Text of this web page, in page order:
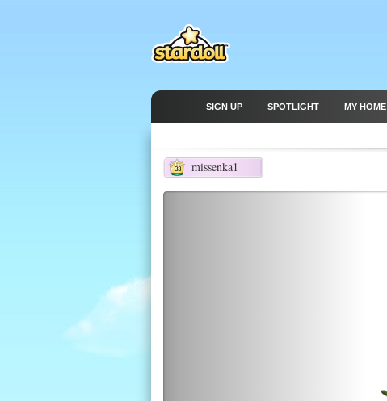
SIGN UP SPOTLIGHT MY HOME
missenka1
33